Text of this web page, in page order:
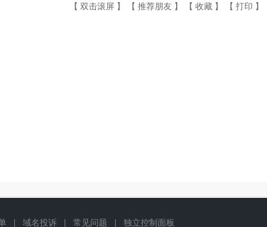
【 双击滚屏 】 【 推荐朋友 】 【 收藏 】 【 打印 】
| 域名投诉 | 常见问题 | 独立控制面板